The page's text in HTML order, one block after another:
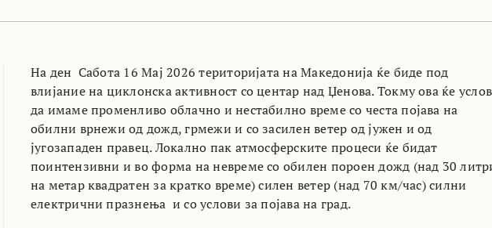
На ден Сабота 16 Мај 2026 територијата на Македонија ќе биде под
влијание на циклонска активност со центар над Џенова. Токму ова ќе
да имаме променливо облачно и нестабилно време со честа појава на
обилни врнежи од дожд, грмежи и со засилен ветер од јужен и од
југозападен правец. Локално пак атмосферските процеси ќе бидат
поинтензивни и во форма на невреме со обилен пороен дожд (над 30
на метар квадратен за кратко време) силен ветер (над 70 км/час) силни
електрични празнења и со услови за појава на град.